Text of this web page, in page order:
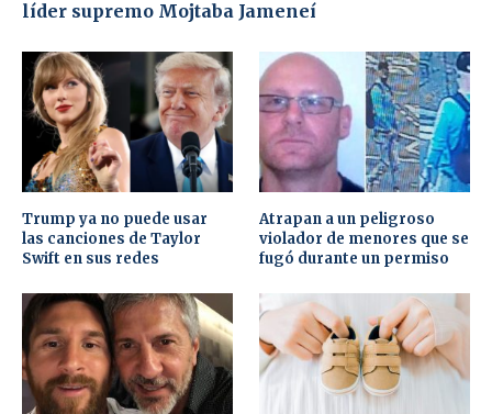
líder supremo Mojtaba Jameneí
Trump ya no puede usar
las canciones de Taylor
Swift en sus redes
Atrapan a un peligroso
violador de menores que se
fugó durante un permiso